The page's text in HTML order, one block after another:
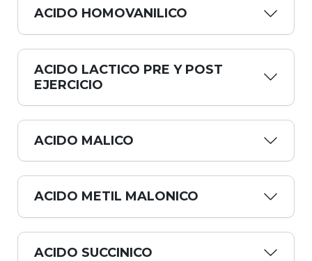
ACIDO HOMOVANILICO
ACIDO LACTICO PRE Y POST
EJERCICIO
ACIDO MALICO
ACIDO METIL MALONICO
ACIDO SUCCINICO